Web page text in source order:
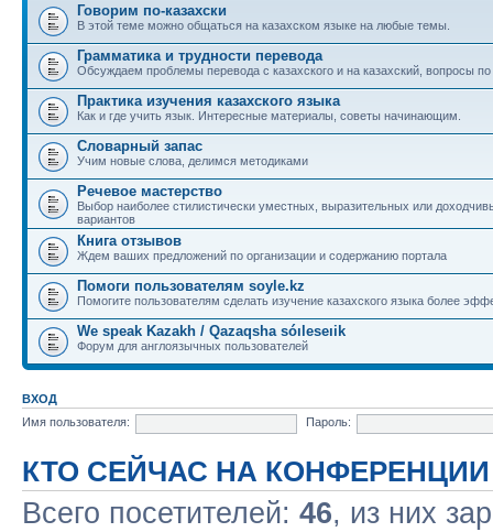
Говорим по-казахски
В этой теме можно общаться на казахском языке на любые темы.
Грамматика и трудности перевода
Обсуждаем проблемы перевода с казахского и на казахский, вопросы
Практика изучения казахского языка
Как и где учить язык. Интересные материалы, советы начинающим.
Словарный запас
Учим новые слова, делимся методиками
Речевое мастерство
Выбор наиболее стилистически уместных, выразительных или
вариантов
Книга отзывов
Ждем ваших предложений по организации и содержанию портала
Помоги пользователям soyle.kz
Помогите пользователям сделать изучение казахского языка более
We speak Kazakh / Qazaqsha sóıleseıik
Форум для англоязычных пользователей
ВХОД
Имя пользователя:
Пароль:
КТО СЕЙЧАС НА КОНФЕРЕНЦИИ
Всего посетителей: 46, из них